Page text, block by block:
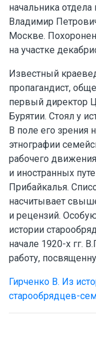
начальника
Владимир
Москве.
на участке
Известный
пропагандист,
первый директор
Бурятии. Стоял у
В поле его зрения
этнографии
рабочего
и иностранных
Прибайкалья.
насчитывает
и рецензий.
истории
начале 1920-х гг.
работу,
Гирченко В. Из
старообрядцев-